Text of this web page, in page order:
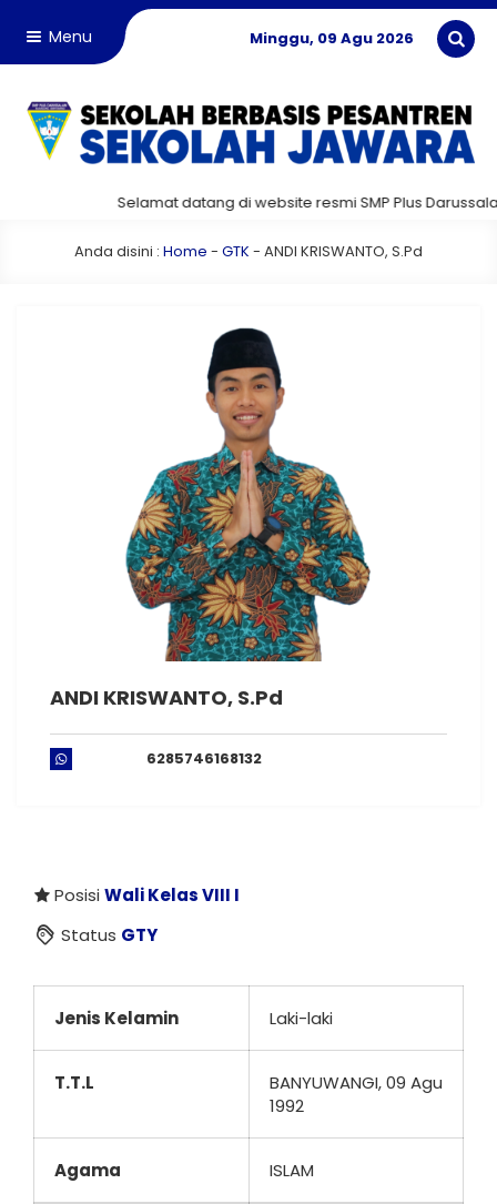
Menu Minggu, 09 Agu 2026
Selamat datang di website resmi SMP Plus
Anda disini : Home - GTK - ANDI KRISWANTO, S.Pd
ANDI KRISWANTO, S.Pd
6285746168132
Posisi Wali Kelas VIII I
Status GTY
Jenis Kelamin Laki-laki
T.T.L
BANYUWANGI, 09 Agu
1992
Agama ISLAM